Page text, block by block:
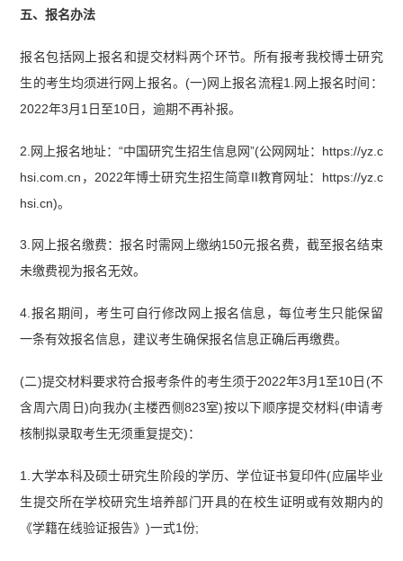
五、报名办法
报名包括网上报名和提交材料两个环节。所有报考我校博士研究
生的考生均须进行网上报名。(一)网上报名流程1.网上报名时间：
2022年3月1日至10日，逾期不再补报。
2.网上报名地址：“中国研究生招生信息网”(公网网址：https://yz.c
hsi.com.cn，2022年博士研究生招生简章II教育网址：https://yz.c
hsi.cn)。
3.网上报名缴费：报名时需网上缴纳150元报名费，截至报名结束
未缴费视为报名无效。
4.报名期间，考生可自行修改网上报名信息，每位考生只能保留
一条有效报名信息，建议考生确保报名信息正确后再缴费。
(二)提交材料要求符合报考条件的考生须于2022年3月1至10日(不
含周六周日)向我办(主楼西侧823室)按以下顺序提交材料(申请考
核制拟录取考生无须重复提交)：
1.大学本科及硕士研究生阶段的学历、学位证书复印件(应届毕业
生提交所在学校研究生培养部门开具的在校生证明或有效期内的
《学籍在线验证报告》)一式1份;